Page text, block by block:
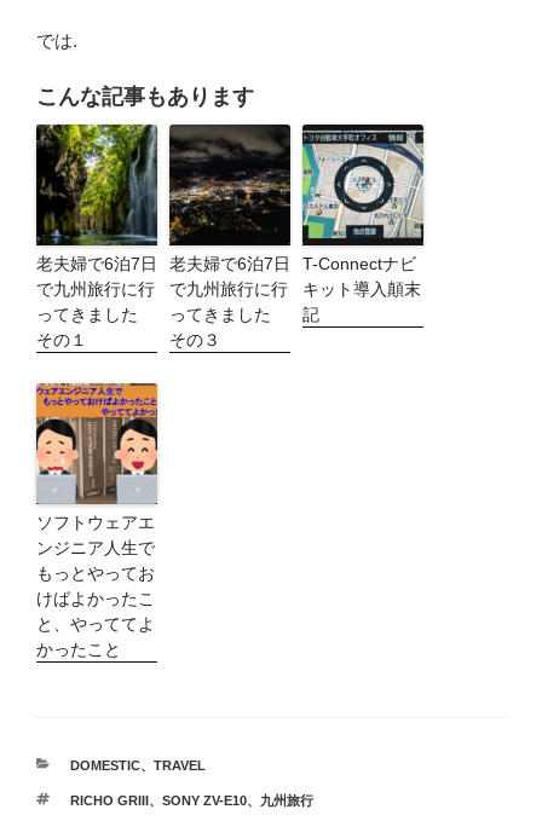
では.
こんな記事もあります
老夫婦で6泊7日
で九州旅行に行
ってきました
その１
老夫婦で6泊7日
で九州旅行に行
ってきました
その３
T-Connectナビ
キット導入顛末
記
ソフトウェアエ
ンジニア人生で
もっとやってお
けばよかったこ
と、やっててよ
かったこと
カ
ゴ
DOMESTIC、 TRAVEL
タ
RICHO GRIII 、 SONY ZV-E10、 九州旅行